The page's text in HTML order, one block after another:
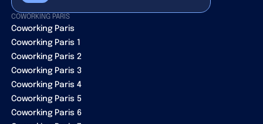
COWORKING PARIS
Coworking Paris
Coworking Paris 1
Coworking Paris 2
Coworking Paris 3
Coworking Paris 4
Coworking Paris 5
Coworking Paris 6